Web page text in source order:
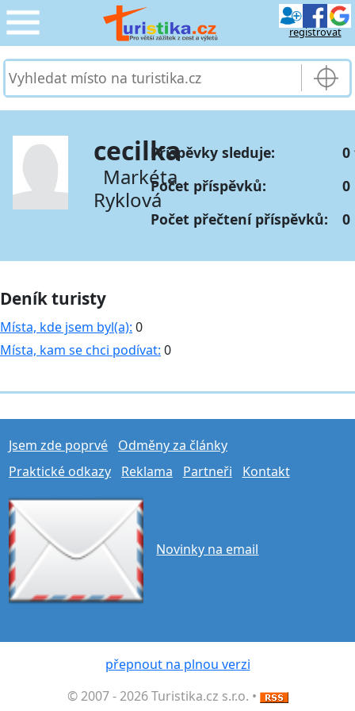
registrovat
CESTOVÁNÍ
SLUŽBY & DOPRAVA ›
PRO TURISTY ›
MOJE TURISTIKA ›
cecilka
Markéta
Ryklová
Příspěvky sleduje:
Počet příspěvků:
0
Počet přečtení příspěvků:
0
Deník turisty
Místa, kde jsem byl(a): 0
Místa, kam se chci podívat: 0
Jsem zde poprvé
Odměny za články
Praktické odkazy
Reklama Partneři Kontakt
Novinky na email
přepnout na plnou verzi
© 2007 - 2026 Turistika.cz s.r.o. •